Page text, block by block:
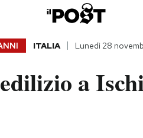
ITALIA Lunedì 28
a